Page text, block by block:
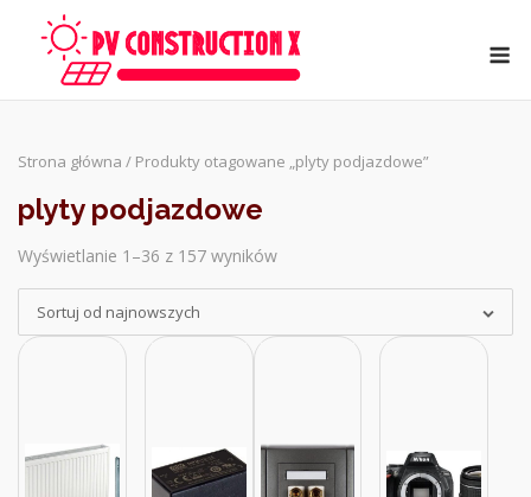
Strona główna / Produkty otagowane „plyty podjazdowe”
plyty podjazdowe
Wyświetlanie 1–36 z 157 wyników
latest
Sortuj od najnowszych